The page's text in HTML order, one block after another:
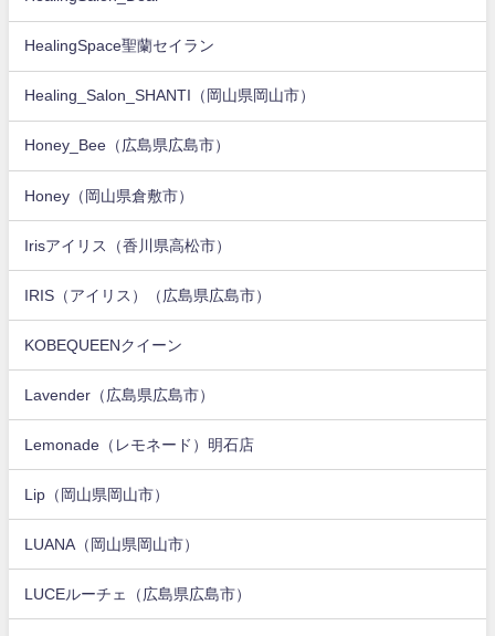
HealingSpace聖蘭セイラン
Healing_Salon_SHANTI（岡山県岡山市）
Honey_Bee（広島県広島市）
Honey（岡山県倉敷市）
Irisアイリス（香川県高松市）
IRIS（アイリス）（広島県広島市）
KOBEQUEENクイーン
Lavender（広島県広島市）
Lemonade（レモネード）明石店
Lip（岡山県岡山市）
LUANA（岡山県岡山市）
LUCEルーチェ（広島県広島市）